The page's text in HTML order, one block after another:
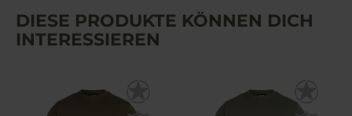
DIESE PRODUKTE KÖNNEN DICH
INTERESSIEREN